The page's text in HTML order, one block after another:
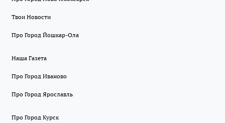
Твои Новости
Про Город Йошкар-Ола
Наша Газета
Про Город Иваново
Про Город Ярославль
Про Город Курск